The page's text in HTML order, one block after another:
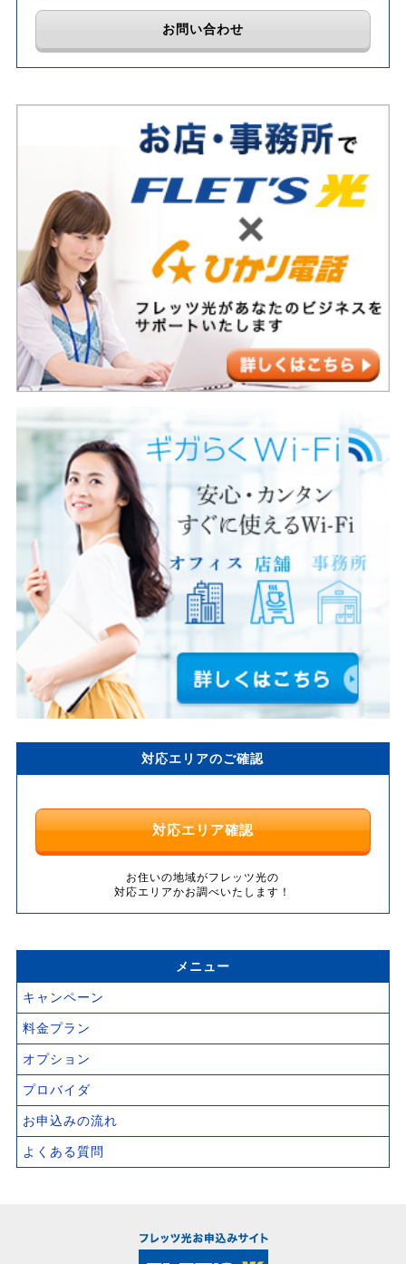
お問い合わせ
対応エリアのご確認
対応エリア確認
お住いの地域がフレッツ光の
対応エリアかお調べいたします！
メニュー
キャンペーン
料金プラン
オプション
プロバイダ
お申込みの流れ
よくある質問